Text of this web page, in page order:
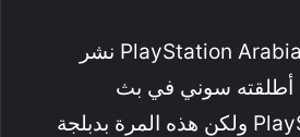
الحساب الرسمي لـ PlayStation Arabia نشر
أطلقته سوني في بث
PlayStation Showcase ولكن هذه المرة بدبلجة